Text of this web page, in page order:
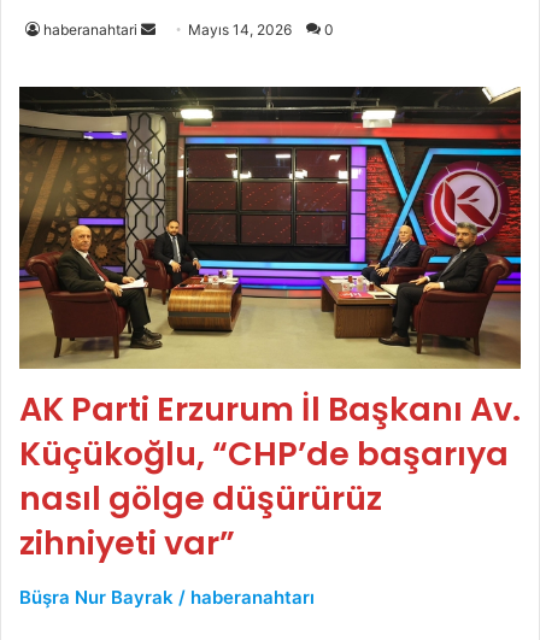
haberanahtari
Bir
posta
göndermek
Mayıs 14, 2026 0
AK Parti Erzurum İl Başkanı Av.
Küçükoğlu, “CHP’de başarıya
nasıl gölge düşürürüz
zihniyeti var”
Büşra Nur Bayrak / haberanahtarı